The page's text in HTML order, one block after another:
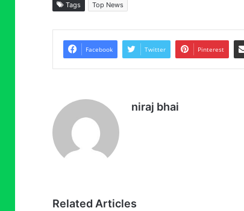
Tags Top News
Facebook Twitter Pinterest
niraj bhai
Related Articles